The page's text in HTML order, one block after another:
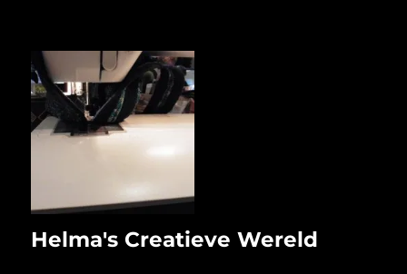
Helma's Creatieve Wereld